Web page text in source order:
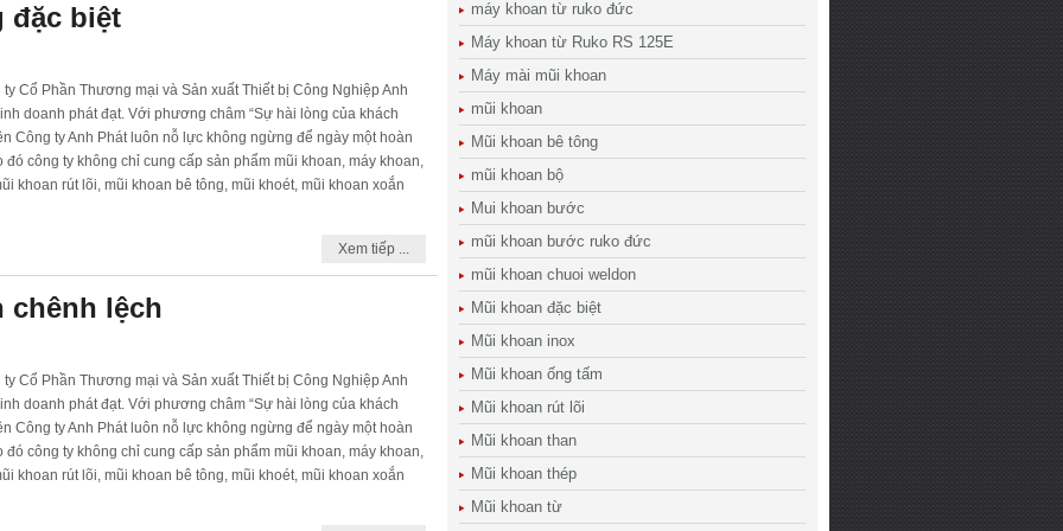
đặc biệt
Cổ Phần Thương mại và Sản xuất Thiết bị Công Nghiệp Anh
doanh phát đạt. Với phương châm “Sự hài lòng của khách
Công ty Anh Phát luôn nỗ lực không ngừng để ngày một hoàn
công ty không chỉ cung cấp sản phẩm mũi khoan, máy khoan,
khoan rút lõi, mũi khoan bê tông, mũi khoét, mũi khoan xoắn
Xem tiếp ...
chênh lệch
Cổ Phần Thương mại và Sản xuất Thiết bị Công Nghiệp Anh
doanh phát đạt. Với phương châm “Sự hài lòng của khách
Công ty Anh Phát luôn nỗ lực không ngừng để ngày một hoàn
công ty không chỉ cung cấp sản phẩm mũi khoan, máy khoan,
khoan rút lõi, mũi khoan bê tông, mũi khoét, mũi khoan xoắn
máy khoan từ ruko đức
Máy khoan từ Ruko RS 125E
Máy mài mũi khoan
mũi khoan
Mũi khoan bê tông
mũi khoan bộ
Mui khoan bước
mũi khoan bước ruko đức
mũi khoan chuoi weldon
Mũi khoan đặc biệt
Mũi khoan inox
Mũi khoan ống tấm
Mũi khoan rút lõi
Mũi khoan than
Mũi khoan thép
Mũi khoan từ